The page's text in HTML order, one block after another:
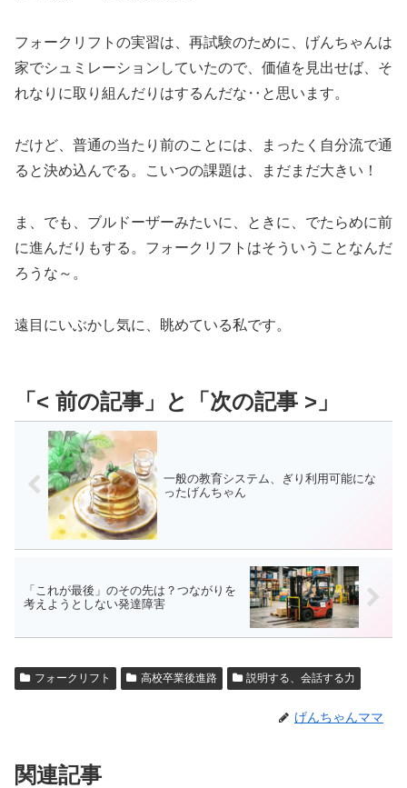
フォークリフトの実習は、再試験のために、げんちゃんは
家でシュミレーションしていたので、価値を見出せば、そ
れなりに取り組んだりはするんだな‥と思います。
だけど、普通の当たり前のことには、まったく自分流で通
ると決め込んでる。こいつの課題は、まだまだ大きい！
ま、でも、ブルドーザーみたいに、ときに、でたらめに前
に進んだりもする。フォークリフトはそういうことなんだ
ろうな～。
遠目にいぶかし気に、眺めている私です。
一般の教育システム、ぎり利用可能にな
ったげんちゃん
「これが最後」のその先は？つながりを
考えようとしない発達障害
フォークリフト 高校卒業後進路 説明する、会話する力
げんちゃんママ
関連記事